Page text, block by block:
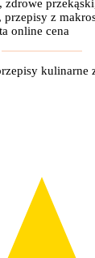
zdrowe
z
online cena
kulinarne